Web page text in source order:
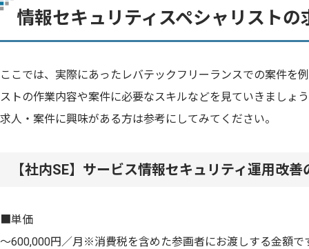
情報セキュリティスペシャリストの
ここでは、実際にあったレバテックフリーランスでの案件を
ストの作業内容や案件に必要なスキルなどを見ていきましょ
求人・案件に興味がある方は参考にしてみてください。
【社内SE】サービス情報セキュリティ運用改
■単価
〜600,000円／月※消費税を含めた参画者にお渡しする金額で